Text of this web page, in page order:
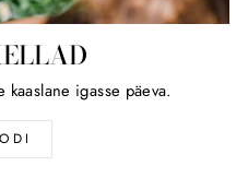
igasse päeva.